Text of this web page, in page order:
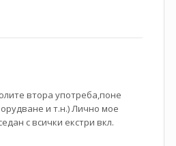
втора употреба,поне
и т.н.) Лично мое
с всички екстри вкл.